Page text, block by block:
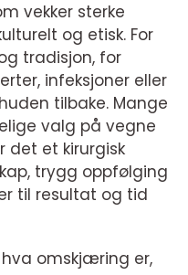
vekker sterke
og etisk. For
tradisjon, for
infeksjoner eller
tilbake. Mange
valg på vegne
det et kirurgisk
trygg oppfølging
til resultat og tid
omskjæring er,